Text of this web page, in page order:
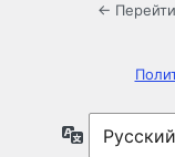
←
Язык